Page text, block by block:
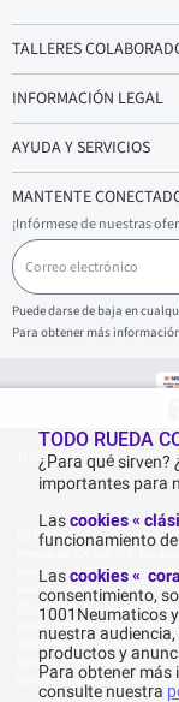
TALLERES
INFORMACIÓN LEGAL
AYUDA Y SERVICIOS
MANTENTE
¡Infórmese de nuestras
C
o
r
r
e
o
l
Puede darse de baja en
Para obtener más
1001Neumaticos -
Entrega gratuita: por
menos de 70€ con IVA, los
envío son de 120€ por
Melilla y Ceuta.
La tarifa actual del
generalmente se encuentra
Agregación de las
basada en 861 opiniones
desde 06/08/2015 para
TODO RUEDA
¿Para qué sirven?
importantes para
Lascookies «
funcionamiento
Lascookies «
consentimiento,
1001Neumaticos y
nuestra
productos y
Para obtener
consulte nuestra